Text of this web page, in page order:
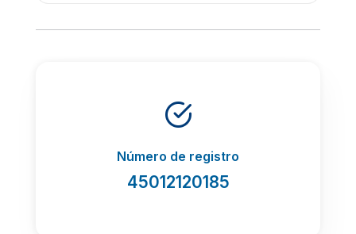
Número de registro
45012120185